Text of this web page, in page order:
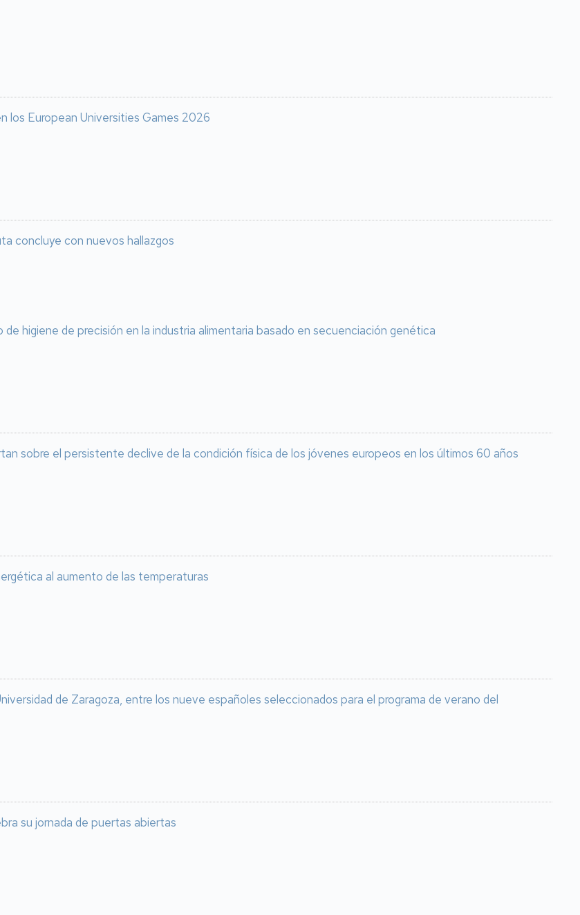
los European Universities Games 2026
concluye con nuevos hallazgos
higiene de precisión en la industria alimentaria basado en secuenciación genética
sobre el persistente declive de la condición física de los jóvenes europeos en los últimos 60 años
al aumento de las temperaturas
de Zaragoza, entre los nueve españoles seleccionados para el programa de verano del
su jornada de puertas abiertas